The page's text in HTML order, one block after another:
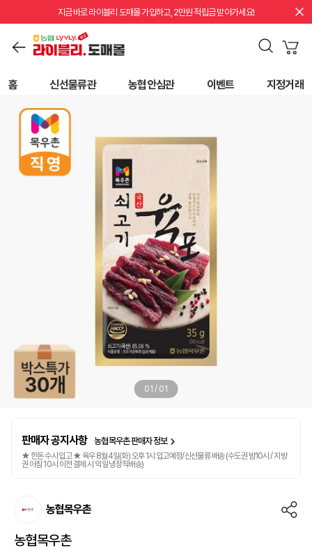
지금 바로 라이블리 도매몰 가입하고, 2만원 적립금 받아가세요!
홈 신선물류관 농협안심관 이벤트 지정거래
01 / 01
판매자 공지사항 농협목우촌 판매자 정보
★ 한돈 수시 입고 ★ 육우 8월4일(화) 오후 1시 입고예정/신선물류 배송 (수도권 밤10시 / 지방
권 아침 10시 이전 결제 시 익일 냉장직배송)
농협목우촌
농협목우촌